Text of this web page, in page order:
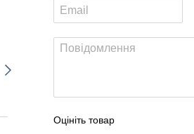
Оцініть товар